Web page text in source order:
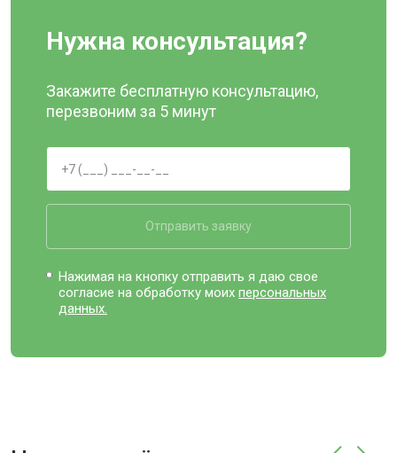
Нужна консультация?
Закажите бесплатную консультацию,
перезвоним за 5 минут
Отправить заявку
Нажимая на кнопку отправить я даю свое
согласие на обработку моихперсональных
данных.